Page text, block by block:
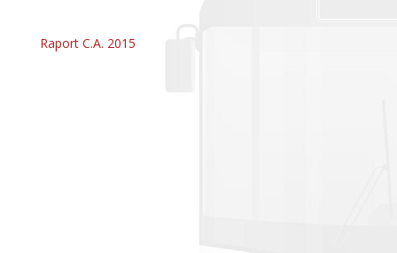
Raport C.A. 2015